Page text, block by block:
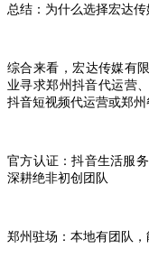
总结：为什么选择宏达传
综合来看，宏达传媒有
业寻求郑州抖音代运营
抖音短视频代运营或郑
官方认证：抖音生活服务
深耕绝非初创团队
郑州驻场：本地有团队